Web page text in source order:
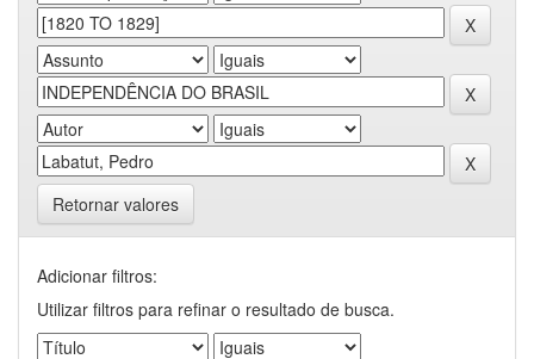
Retornar valores
Adicionar filtros:
Utilizar filtros para refinar o resultado de busca.